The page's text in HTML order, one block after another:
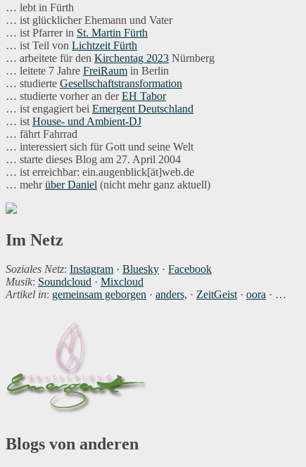
… lebt in Fürth
… ist glücklicher Ehemann und Vater
… ist Pfarrer in St. Martin Fürth
… ist Teil von Lichtzeit Fürth
… arbeitete für den Kirchentag 2023 Nürnberg
… leitete 7 Jahre FreiRaum in Berlin
… studierte Gesellschaftstransformation
… studierte vorher an derEH Tabor
… ist engagiert bei Emergent Deutschland
… ist House- und Ambient-DJ
… fährt Fahrrad
… interessiert sich für Gott und seine Welt
… starte dieses Blog am 27. April 2004
… ist erreichbar: ein.augenblick[ät]web.de
… mehrüber Daniel (nicht mehr ganz aktuell)
Im Netz
Soziales Netz: Instagram · Bluesky · Facebook
Musik: Soundcloud · Mixcloud
Artikel in: gemeinsam geborgen · anders, · ZeitGeist· oora · …
Blogs von anderen